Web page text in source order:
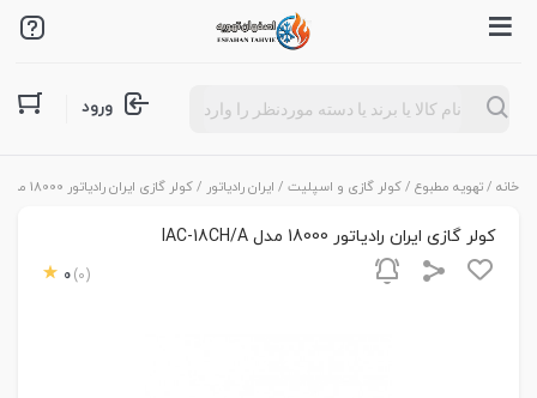
Products
search ورود
خانه /تهویه مطبوع /کولر گازی و اسپلیت / ایران رادیاتور / کولر گازی ایران رادیاتور 18000 مدل IAC-18CH/A
کولر گازی ایران رادیاتور 18000 مدل IAC-18CH/A
0 (0)